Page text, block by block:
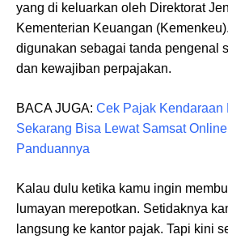
yang di keluarkan oleh Direktorat
Kementerian Keuangan
digunakan sebagai tanda pengenal
dan kewajiban perpajakan.
BACA JUGA: Cek Pajak Kendaraan
Sekarang Bisa Lewat Samsat
Panduannya
Kalau dulu ketika kamu ingin
lumayan merepotkan. Setidaknya
langsung ke kantor pajak. Tapi kini